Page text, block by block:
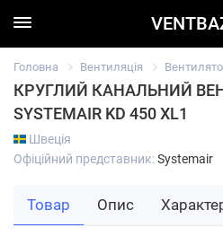
Головна Вентиляція
КРУГЛИЙ КАНАЛЬНИЙ
SYSTEMAIR KD 450 XL1
Швеція
Офіційний представник:Systemair
Товар Опис